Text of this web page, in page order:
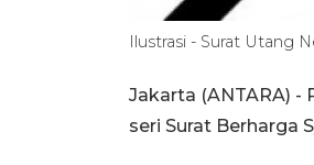
Ilustrasi - Surat Utang
Jakarta (ANTARA) -
seri Surat Berharga